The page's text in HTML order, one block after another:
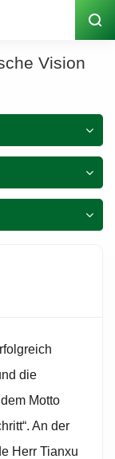
300062
Vision
die
Motto
An der
Herr Tianxu